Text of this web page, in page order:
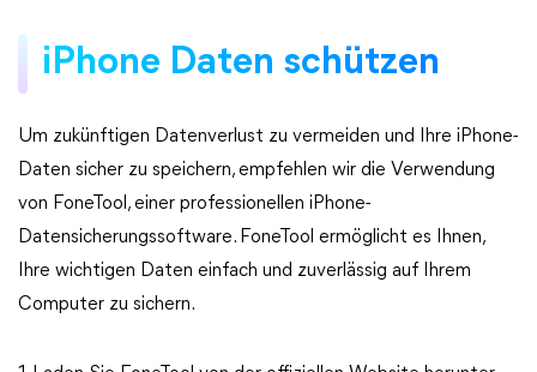
iPhone Daten schützen
Um zukünftigen Datenverlust zu vermeiden und Ihre iPhone-
Daten sicher zu speichern, empfehlen wir die Verwendung
von FoneTool, einer professionellen iPhone-
Datensicherungssoftware. FoneTool ermöglicht es Ihnen,
Ihre wichtigen Daten einfach und zuverlässig auf Ihrem
Computer zu sichern.